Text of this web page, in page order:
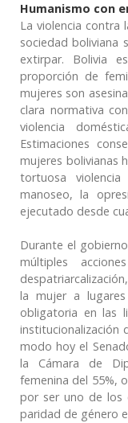
Humanismo con
La violencia contra
sociedad boliviana
extirpar. Bolivia
proporción de
mujeres son
clara normativa
violencia
Estimaciones
mujeres bolivianas
tortuosa
manoseo, la
ejecutado desde
Durante el
múltiples
la mujer a
obligatoria en las
institucionalización
modo hoy el
la Cámara de
femenina del 55%,
por ser uno de los
paridad de género